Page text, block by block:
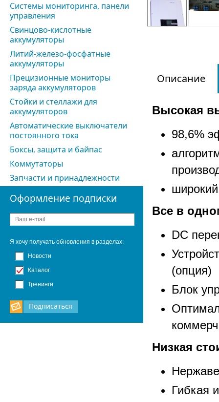
Системы мониторинга, панели
управления
Свинцово-кислотные
аккумуляторы
Литий-железо-фосфатные
аккумуляторы
Прецизионные мониторы
заряда аккумуляторов
Стойки и стеллажи для
аккумуляторов
Автоматические выключатели
постоянного тока
Боксы, защита и байпас
Коммутаторы
Запчасти и принадлежности
Оформление подписки
Я хочу получать обновления в разделах:
Новости
Каталог
Тренинги
Подписаться
Описание
Высокая
98,6%
Все в
DC
(опция)
Блок
Низкая
Гибкая